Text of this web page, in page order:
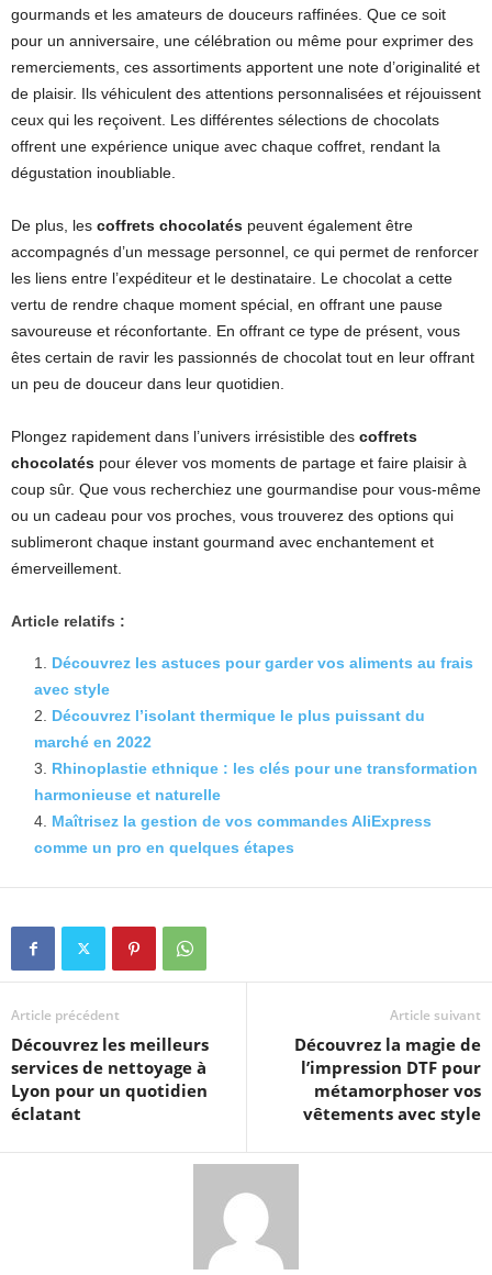
gourmands et les amateurs de douceurs raffinées. Que ce soit
pour un anniversaire, une célébration ou même pour exprimer des
remerciements, ces assortiments apportent une note d’originalité et
de plaisir. Ils véhiculent des attentions personnalisées et réjouissent
ceux qui les reçoivent. Les différentes sélections de chocolats
offrent une expérience unique avec chaque coffret, rendant la
dégustation inoubliable.
De plus, les coffrets chocolatés peuvent également être
accompagnés d’un message personnel, ce qui permet de renforcer
les liens entre l’expéditeur et le destinataire. Le chocolat a cette
vertu de rendre chaque moment spécial, en offrant une pause
savoureuse et réconfortante. En offrant ce type de présent, vous
êtes certain de ravir les passionnés de chocolat tout en leur offrant
un peu de douceur dans leur quotidien.
Plongez rapidement dans l’univers irrésistible des coffrets
chocolatés pour élever vos moments de partage et faire plaisir à
coup sûr. Que vous recherchiez une gourmandise pour vous-même
ou un cadeau pour vos proches, vous trouverez des options qui
sublimeront chaque instant gourmand avec enchantement et
émerveillement.
Article relatifs :
Découvrez les astuces pour garder vos aliments au frais
avec style
Découvrez l’isolant thermique le plus puissant du
marché en 2022
Rhinoplastie ethnique : les clés pour une transformation
harmonieuse et naturelle
Maîtrisez la gestion de vos commandes AliExpress
comme un pro en quelques étapes
Article précédent
Découvrez les meilleurs
services de nettoyage à
Lyon pour un quotidien
éclatant
Article suivant
Découvrez la magie de
l’impression DTF pour
métamorphoser vos
vêtements avec style